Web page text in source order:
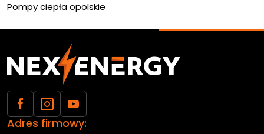
Pompy ciepła opolskie
Adres firmowy: